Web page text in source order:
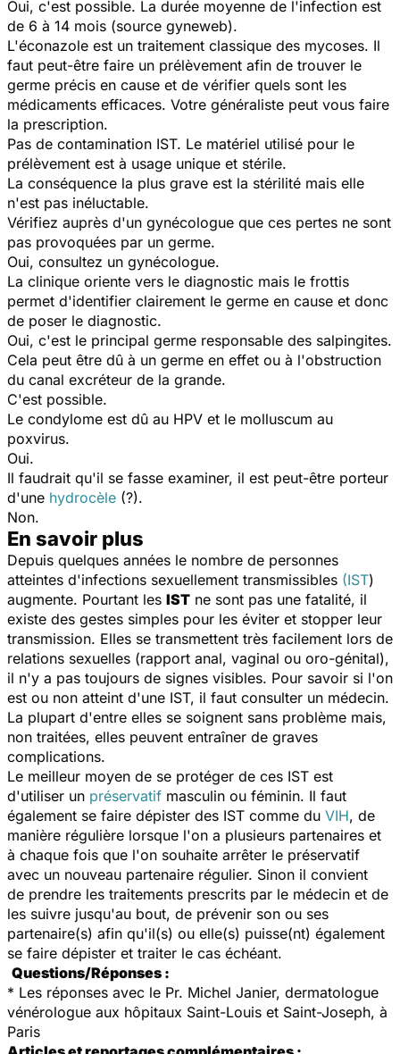
Oui, c'est possible. La durée moyenne de l'infection est
de 6 à 14 mois (source gyneweb).
L'éconazole est un traitement classique des mycoses. Il
faut peut-être faire un prélèvement afin de trouver le
germe précis en cause et de vérifier quels sont les
médicaments efficaces. Votre généraliste peut vous faire
la prescription.
Pas de contamination IST. Le matériel utilisé pour le
prélèvement est à usage unique et stérile.
La conséquence la plus grave est la stérilité mais elle
n'est pas inéluctable.
Vérifiez auprès d'un gynécologue que ces pertes ne sont
pas provoquées par un germe.
Oui, consultez un gynécologue.
La clinique oriente vers le diagnostic mais le frottis
permet d'identifier clairement le germe en cause et donc
de poser le diagnostic.
Oui, c'est le principal germe responsable des salpingites.
Cela peut être dû à un germe en effet ou à l'obstruction
du canal excréteur de la grande.
C'est possible.
Le condylome est dû au HPV et le molluscum au
poxvirus.
Oui.
Il faudrait qu'il se fasse examiner, il est peut-être porteur
d'une hydrocèle (?).
Non.
En savoir plus
Depuis quelques années le nombre de personnes
atteintes d'infections sexuellement transmissibles (IST)
augmente. Pourtant les IST ne sont pas une fatalité, il
existe des gestes simples pour les éviter et stopper leur
transmission. Elles se transmettent très facilement lors de
relations sexuelles (rapport anal, vaginal ou oro-génital),
il n'y a pas toujours de signes visibles. Pour savoir si l'on
est ou non atteint d'une IST, il faut consulter un médecin.
La plupart d'entre elles se soignent sans problème mais,
non traitées, elles peuvent entraîner de graves
complications.
Le meilleur moyen de se protéger de ces IST est
d'utiliser un préservatif masculin ou féminin. Il faut
également se faire dépister des IST comme du VIH, de
manière régulière lorsque l'on a plusieurs partenaires et
à chaque fois que l'on souhaite arrêter le préservatif
avec un nouveau partenaire régulier. Sinon il convient
de prendre les traitements prescrits par le médecin et de
les suivre jusqu'au bout, de prévenir son ou ses
partenaire(s) afin qu'il(s) ou elle(s) puisse(nt) également
se faire dépister et traiter le cas échéant.
Questions/Réponses :
* Les réponses avec le Pr. Michel Janier, dermatologue
vénérologue aux hôpitaux Saint-Louis et Saint-Joseph, à
Paris